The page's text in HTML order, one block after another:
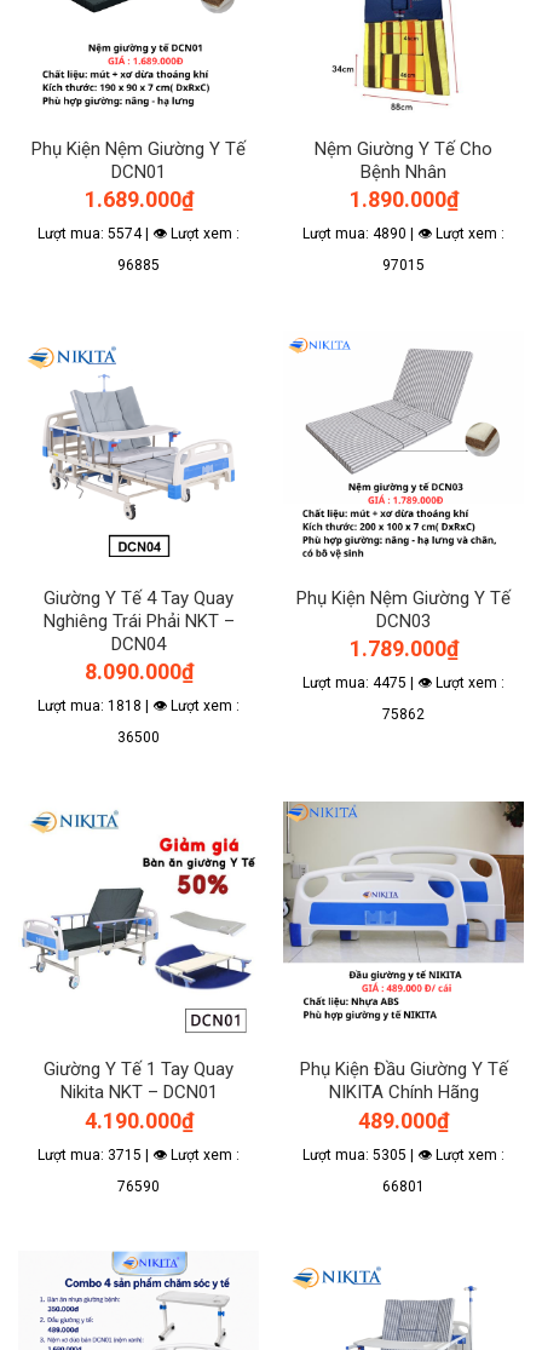
Phụ Kiện Nệm Giường Y Tế
DCN01
1.689.000₫
Lượt mua: 5574 | 👁 Lượt xem :
96885
Nệm Giường Y Tế Cho
Bệnh Nhân
1.890.000₫
Lượt mua: 4890 | 👁 Lượt xem :
97015
Giường Y Tế 4 Tay Quay
Nghiêng Trái Phải NKT –
DCN04
8.090.000₫
Lượt mua: 1818 | 👁 Lượt xem :
36500
Phụ Kiện Nệm Giường Y Tế
DCN03
1.789.000₫
Lượt mua: 4475 | 👁 Lượt xem :
75862
Giường Y Tế 1 Tay Quay
Nikita NKT – DCN01
4.190.000₫
Lượt mua: 3715 | 👁 Lượt xem :
76590
Phụ Kiện Đầu Giường Y Tế
NIKITA Chính Hãng
489.000₫
Lượt mua: 5305 | 👁 Lượt xem :
66801